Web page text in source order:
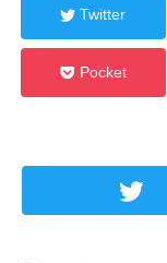
Twitter
Pocket